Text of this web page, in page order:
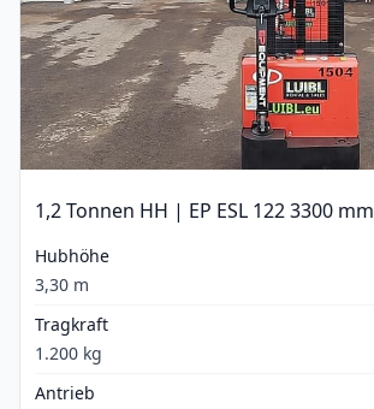
1,2 Tonnen HH | EP ESL 122 3300 mm
Hubhöhe
3,30 m
Tragkraft
1.200 kg
Antrieb